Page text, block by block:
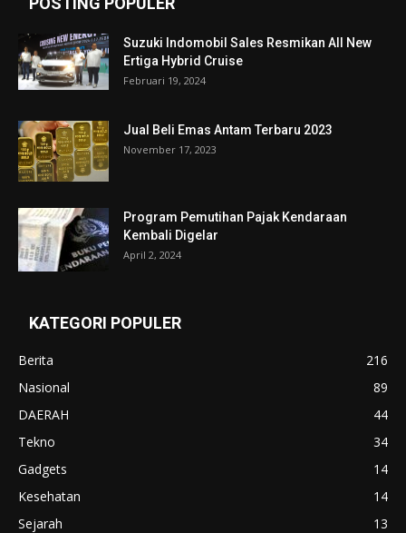
Suzuki Indomobil Sales Resmikan All New
Ertiga Hybrid Cruise
Februari 19, 2024
Jual Beli Emas Antam Terbaru 2023
November 17, 2023
Program Pemutihan Pajak Kendaraan
Kembali Digelar
April 2, 2024
KATEGORI POPULER
Berita
216
Nasional
89
DAERAH
44
Tekno
34
Gadgets
14
Kesehatan
14
Sejarah
13